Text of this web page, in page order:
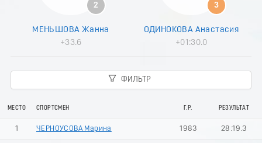
5
8
2
МЕНЬШОВА Жанна
+33.6
3
ОДИНОКОВА Анастасия
+01:30.0
ФИЛЬТР
МЕСТО СПОРТСМЕН Г.Р. РЕЗУЛЬТАТ
1 ЧЕРНОУСОВА Марина 1983 28:19.3